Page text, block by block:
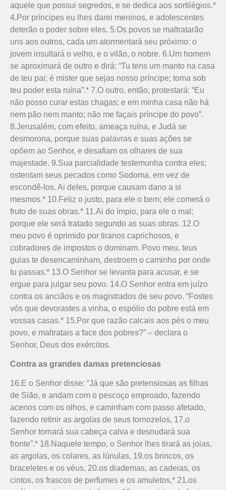
aquele que possui segredos, e se dedica aos sortilégios.*
4.Por príncipes eu lhes darei meninos, e adolescentes
deterão o poder sobre eles. 5.Os povos se maltratarão
uns aos outros, cada um atormentará seu próximo: o
jovem insultará o velho, e o vilão, o nobre. 6.Um homem
se aproximará de outro e dirá: “Tu tens um manto na casa
de teu pai; é mister que sejas nosso príncipe; toma sob
teu poder esta ruína”.* 7.O outro, então, protestará: “Eu
não posso curar estas chagas; e em minha casa não há
nem pão nem manto; não me façais príncipe do povo”.
8.Jerusalém, com efeito, ameaça ruína, e Judá se
desmorona, porque suas palavras e suas ações se
opõem ao Senhor, e desafiam os olhares de sua
majestade. 9.Sua parcialidade testemunha contra eles;
ostentam seus pecados como Sodoma, em vez de
escondê-los. Ai deles, porque causam dano a si
mesmos.* 10.Feliz o justo, para ele o bem; ele comerá o
fruto de suas obras.* 11.Ai do ímpio, para ele o mal;
porque ele será tratado segundo as suas obras. 12.O
meu povo é oprimido por tiranos caprichosos, e
cobradores de impostos o dominam. Povo meu, teus
guias te desencaminham, destroem o caminho por onde
tu passas.* 13.O Senhor se levanta para acusar, e se
ergue para julgar seu povo. 14.O Senhor entra em juízo
contra os anciãos e os magistrados de seu povo. “Fostes
vós que devorastes a vinha, o espólio do pobre está em
vossas casas.* 15.Por que razão calcais aos pés o meu
povo, e maltratais a face dos pobres?” – declara o
Senhor, Deus dos exércitos.
Contra as grandes damas pretenciosas
16.E o Senhor disse: “Já que são pretensiosas as filhas
de Sião, e andam com o pescoço emproado, fazendo
acenos com os olhos, e caminham com passo afetado,
fazendo retinir as argolas de seus tornozelos, 17.o
Senhor tornará sua cabeça calva e desnudará sua
fronte”.* 18.Naquele tempo, o Senhor lhes tirará as joias,
as argolas, os colares, as lúnulas, 19.os brincos, os
braceletes e os véus, 20.os diademas, as cadeias, os
cintos, os frascos de perfumes e os amuletos,* 21.os